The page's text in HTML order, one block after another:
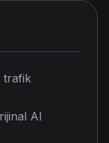
trafik
AI